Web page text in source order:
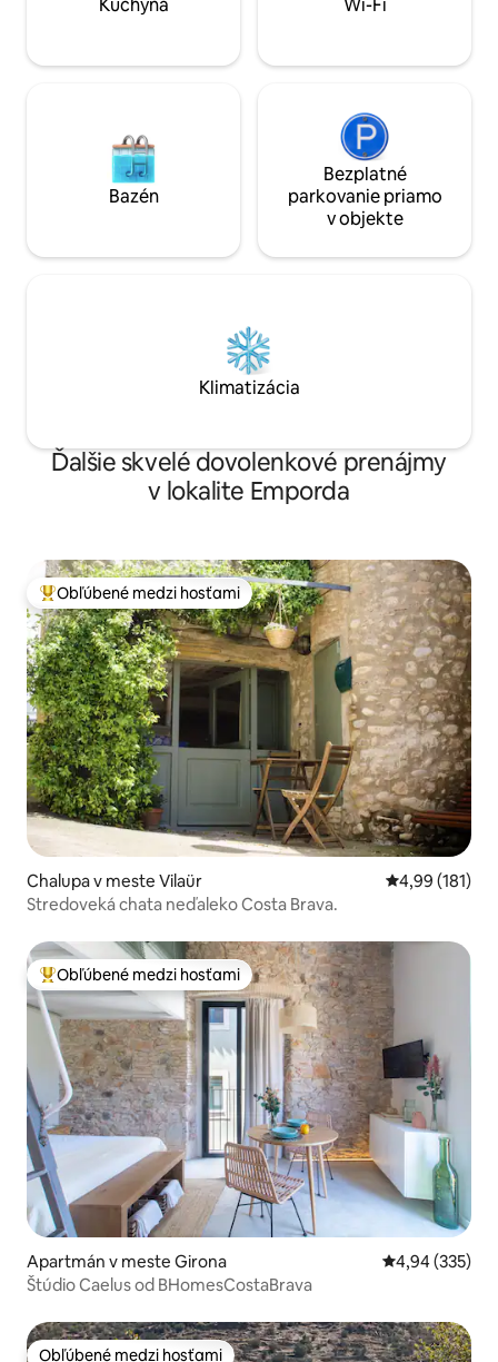
Kuchyňa Wi-Fi
Bazén
Bezplatné
parkovanie priamo
v objekte
Klimatizácia
Ďalšie skvelé dovolenkové prenájmy
v lokalite Emporda
Najobľúbenejšie medzi hosťami
Obľúbené medzi hosťami
Chalupa v meste Vilaür Priemerné
4,99 (181)
Stredoveká chata neďaleko Costa Brava.
Najobľúbenejšie medzi hosťami
Obľúbené medzi hosťami
Apartmán v meste Girona Priemerné
4,94 (335)
Štúdio Caelus od BHomesCostaBrava
Obľúbené medzi hosťami